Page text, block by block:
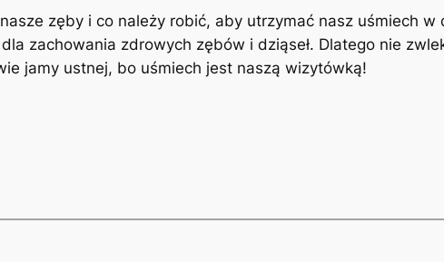
zęby i co należy​ robić, aby ​utrzymać nasz uśmiech w
zachowania zdrowych zębów i dziąseł. Dlatego nie
jamy ustnej, bo uśmiech jest naszą ‌wizytówką!